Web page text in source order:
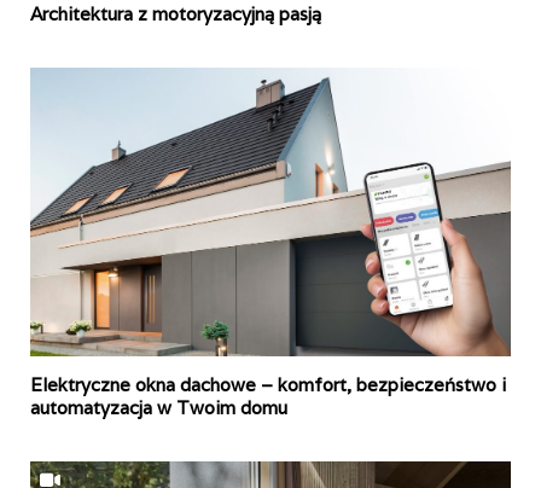
Architektura z motoryzacyjną pasją
Elektryczne okna dachowe – komfort, bezpieczeństwo i
automatyzacja w Twoim domu